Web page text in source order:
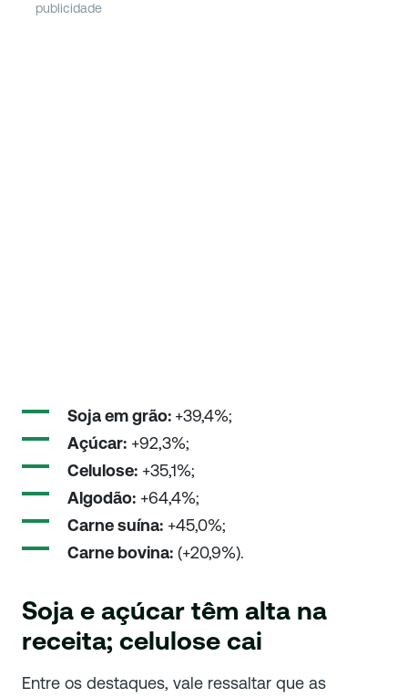
publicidade
Soja em grão: +39,4%;
Açúcar: +92,3%;
Celulose: +35,1%;
Algodão: +64,4%;
Carne suína: +45,0%;
Carne bovina: (+20,9%).
Soja e açúcar têm alta na
receita; celulose cai
Entre os destaques, vale ressaltar que as